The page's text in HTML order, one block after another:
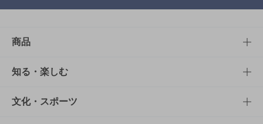
商品
商品TOP
商品一覧
知る・楽しむ
知る・楽しむTOP
文化・スポーツ